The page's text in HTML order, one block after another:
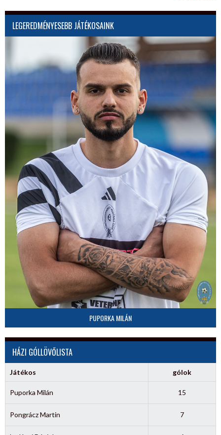
LEGEREDMÉNYESEBB JÁTÉKOSAINK
PUPORKA MILÁN
HÁZI GÓLLÖVŐLISTA
Játékos gólok
Puporka Milán 15
Pongrácz Martin 7